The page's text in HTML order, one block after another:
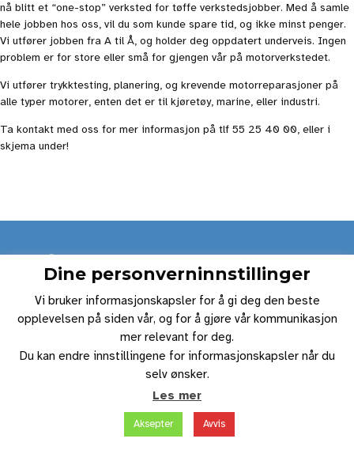
nå blitt et “one-stop” verksted for tøffe verkstedsjobber. Med å samle
hele jobben hos oss, vil du som kunde spare tid, og ikke minst penger.
Vi utfører jobben fra A til Å, og holder deg oppdatert underveis. Ingen
problem er for store eller små for gjengen vår på motorverkstedet.
Vi utfører trykktesting, planering, og krevende motorreparasjoner på
alle typer motorer, enten det er til kjøretøy, marine, eller industri.
Ta kontakt med oss for mer informasjon på tlf 55 25 40 00, eller i
skjema under!
Telefon
+47 55 25 40 00
Epost
firmapost@edv.no
Laga med tålmodighet.
Dine personverninnstillinger
Vi bruker informasjonskapsler for å gi deg den beste
opplevelsen på siden vår, og for å gjøre vår kommunikasjon
mer relevant for deg.
Du kan endre innstillingene for informasjonskapsler når du
selv ønsker.
Les mer
Aksepter Avvis